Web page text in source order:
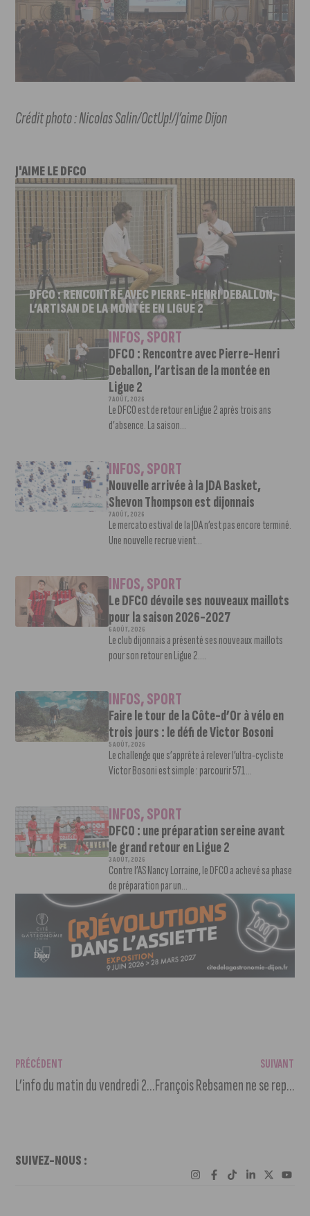
Crédit photo : Nicolas Salin/OctUp!/J’aime Dijon
J'AIME LE DFCO
DFCO : RENCONTRE AVEC PIERRE-HENRI DEBALLON,
L’ARTISAN DE LA MONTÉE EN LIGUE 2
INFOS,SPORT
DFCO : Rencontre avec Pierre-Henri
Deballon, l’artisan de la montée en
Ligue 2
7 AOÛT, 2026
Le DFCO est de retour en Ligue 2 après trois ans
d’absence. La saison...
INFOS,SPORT
Nouvelle arrivée à la JDA Basket,
Shevon Thompson est dijonnais
7 AOÛT, 2026
Le mercato estival de la JDA n’est pas encore terminé.
Une nouvelle recrue vient...
INFOS,SPORT
Le DFCO dévoile ses nouveaux maillots
pour la saison 2026-2027
6 AOÛT, 2026
Le club dijonnais a présenté ses nouveaux maillots
pour son retour en Ligue 2....
INFOS,SPORT
Faire le tour de la Côte-d’Or à vélo en
trois jours : le défi de Victor Bosoni
5 AOÛT, 2026
Le challenge que s’apprête à relever l’ultra-cycliste
Victor Bosoni est simple : parcourir 571...
INFOS,SPORT
DFCO : une préparation sereine avant
le grand retour en Ligue 2
3 AOÛT, 2026
Contre l’AS Nancy Lorraine, le DFCO a achevé sa phase
de préparation par un...
PRÉCÉDENT
L’info du matin du vendredi 24 février 2023
SUIVANT
François Rebsamen ne se représentera pas pour un prochain mandat
SUIVEZ-NOUS :